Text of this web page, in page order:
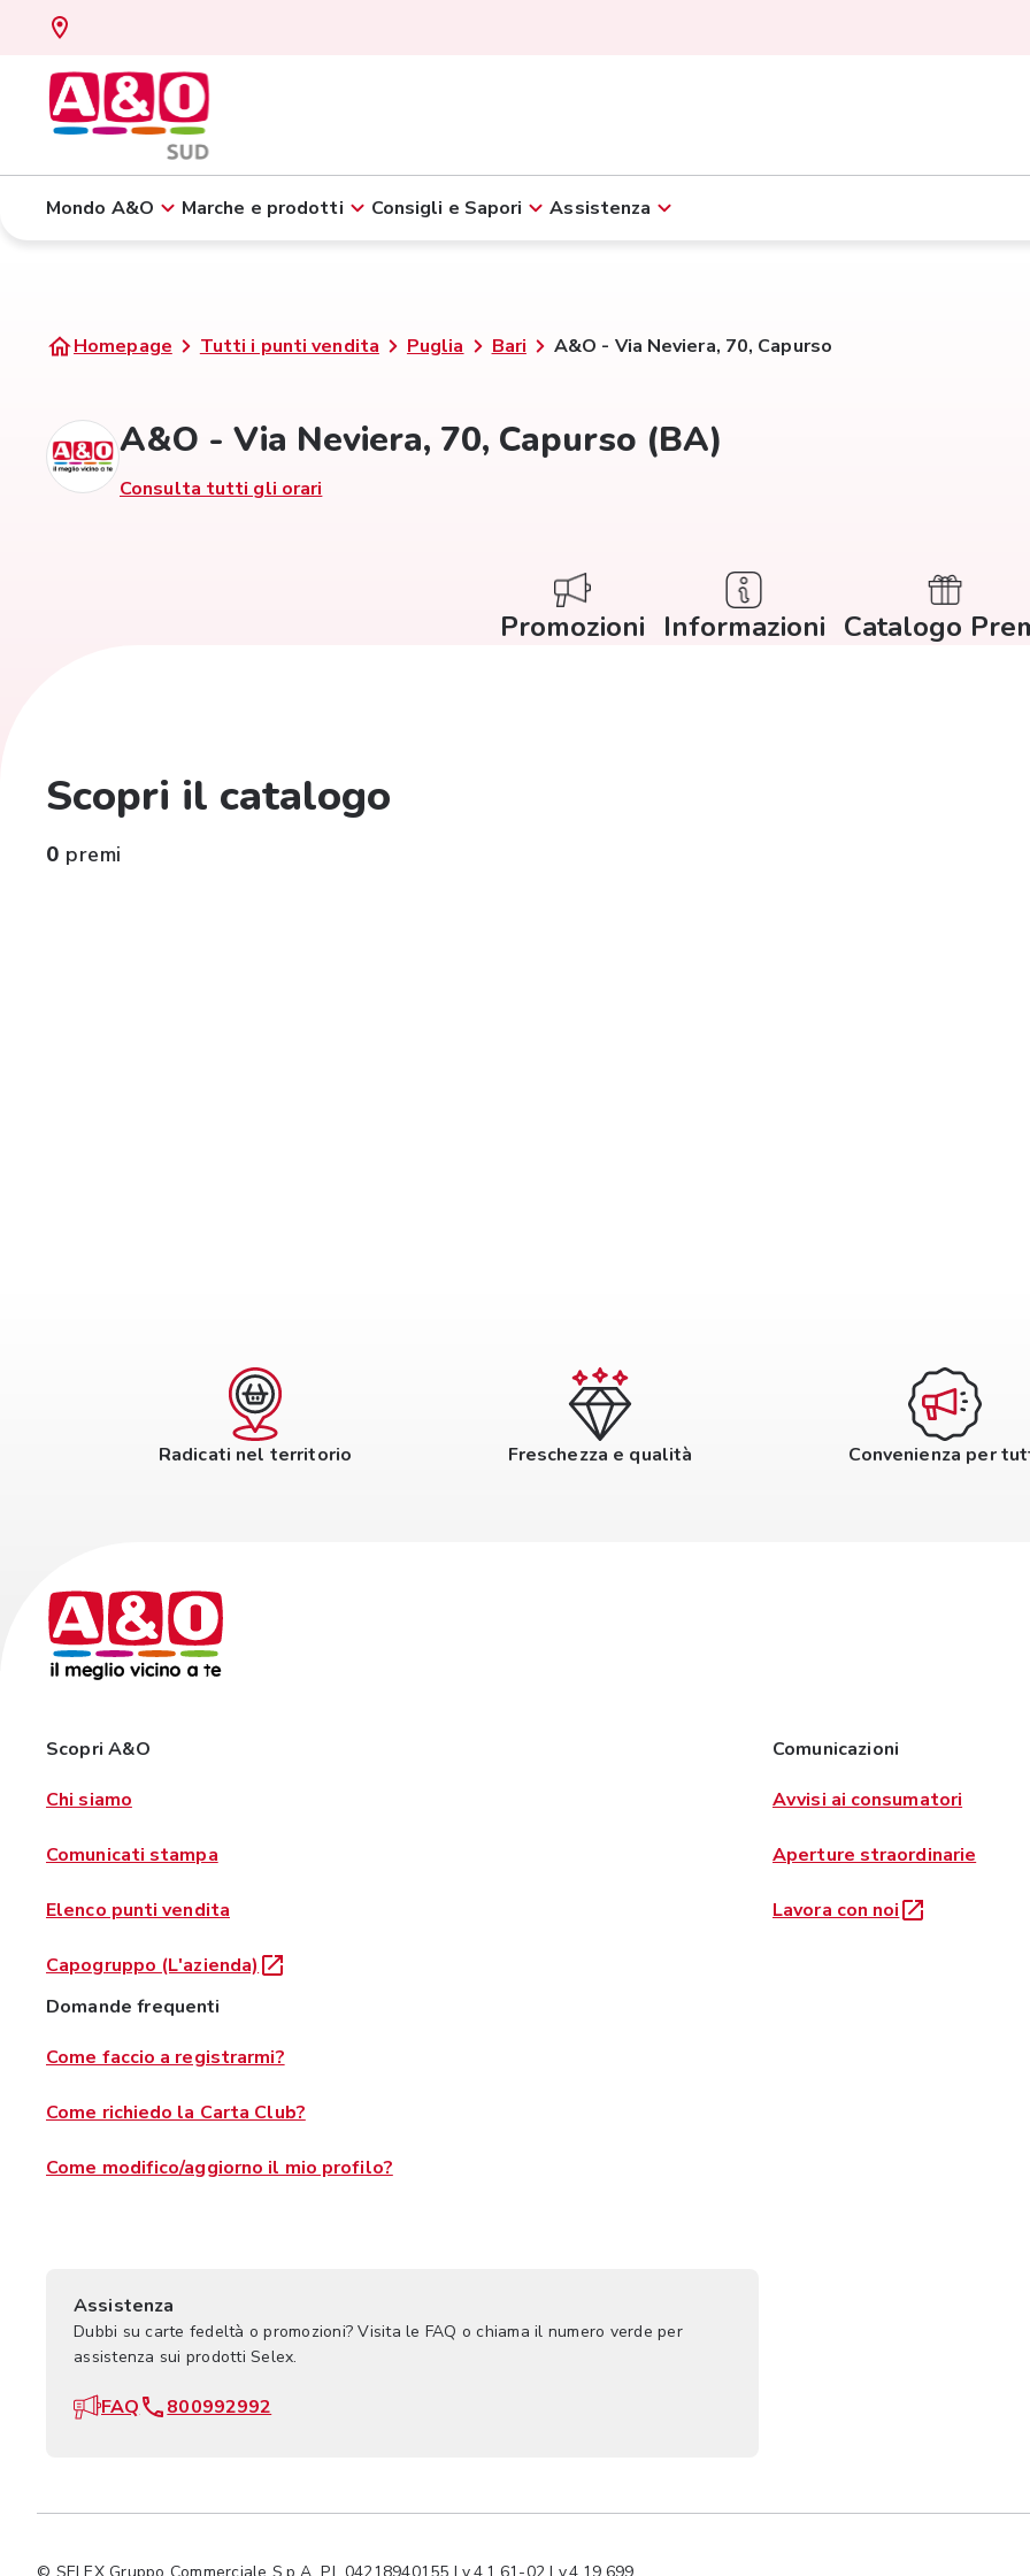
Mondo A&O Marche e prodotti Consigli e Sapori Assistenza
Homepage Tutti i punti vendita Puglia Bari A&O - Via Neviera, 70, Capurso
A&O - Via Neviera, 70, Capurso (BA)
Consulta tutti gli orari
Promozioni Informazioni Catalogo
Scopri il catalogo
0 premi
Radicati nel territorio Freschezza e qualità Convenienza per
Scopri A&O
Chi siamo
Comunicati stampa
Elenco punti vendita
Capogruppo (L'azienda)
Comunicazioni
Avvisi ai consumatori
Aperture straordinarie
Lavora con noi
Domande frequenti
Come faccio a registrarmi?
Come richiedo la Carta Club?
Come modifico/aggiorno il mio profilo?
Assistenza
Dubbi su carte fedeltà o promozioni? Visita le FAQ o chiama il numero verde per
assistenza sui prodotti Selex.
FAQ 800992992